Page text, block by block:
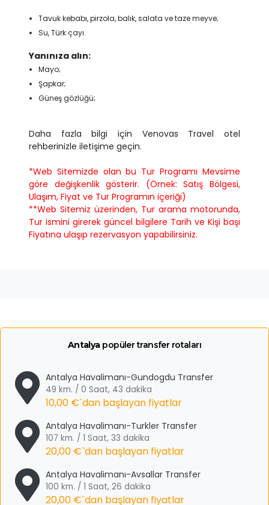
Tavuk kebabı, pirzola, balık, salata ve taze meyve;
Su, Türk çayı.
Yanınıza alın:
Mayo;
Şapkar;
Güneş gözlüğü;
Daha fazla bilgi için Venovas Travel otel
rehberinizle iletişime geçin.
*Web Sitemizde olan bu Tur Programı Mevsime
göre değişkenlik gösterir. (Örnek: Satış Bölgesi,
Ulaşım, Fiyat ve Tur Programın içeriği)
**Web Sitemiz üzerinden, Tur arama motorunda,
Tur ismini girerek güncel bilgilere Tarih ve Kişi başı
Fiyatına ulaşıp rezervasyon yapabilirsiniz.
Antalyapopüler transfer rotaları
Antalya Havalimanı-Gundogdu Transfer
49 km. / 0 Saat, 43 dakika
10,00 €`dan başlayan fiyatlar
Antalya Havalimanı-Turkler Transfer
107 km. / 1 Saat, 33 dakika
20,00 €`dan başlayan fiyatlar
Antalya Havalimanı-Avsallar Transfer
100 km. / 1 Saat, 26 dakika
20,00 €`dan başlayan fiyatlar